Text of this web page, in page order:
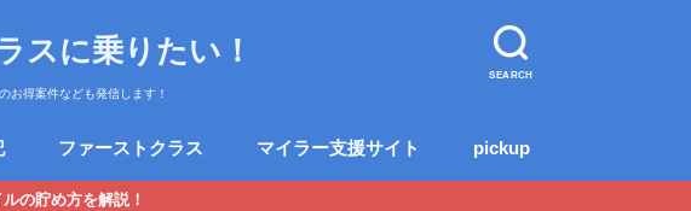
SEARCH
スに乗りたい！
お得案件なども発信します！
ファーストクラス マイラー支援サイト pickup
の貯め方を解説！